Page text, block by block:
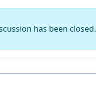
has been closed.